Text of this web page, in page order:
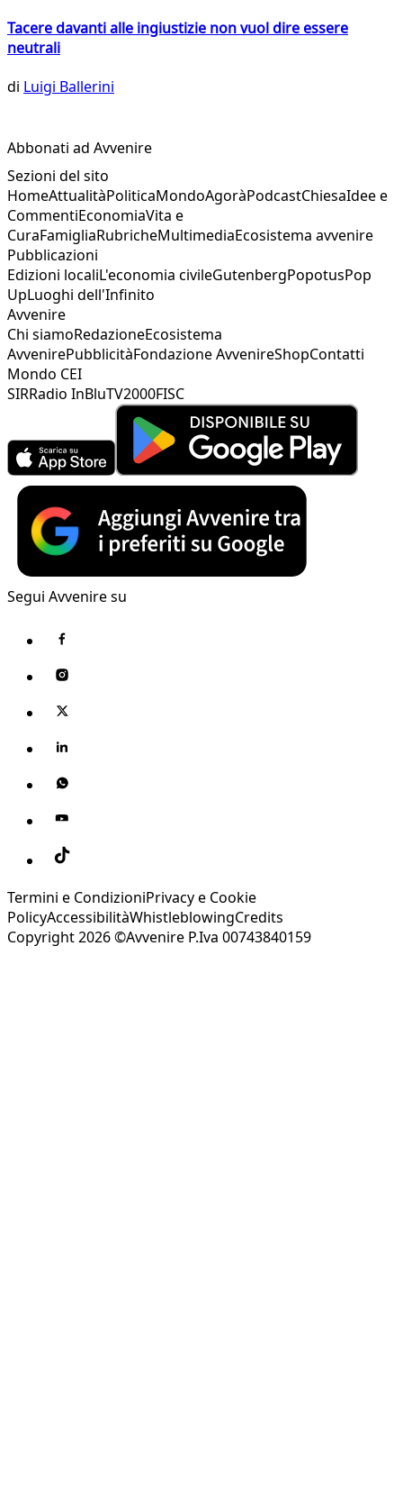
Tacere davanti alle ingiustizie non vuol dire essere
neutrali
di Luigi Ballerini
Abbonati ad Avvenire
Sezioni del sito
HomeAttualitàPoliticaMondoAgoràPodcastChiesaIdee e
CommentiEconomiaVita e
CuraFamigliaRubricheMultimediaEcosistema avvenire
Pubblicazioni
Edizioni localiL'economia civileGutenbergPopotusPop
UpLuoghi dell'Infinito
Avvenire
Chi siamoRedazioneEcosistema
AvvenirePubblicitàFondazione AvvenireShopContatti
Mondo CEI
SIRRadio InBluTV2000FISC
Segui Avvenire su
Termini e CondizioniPrivacy e Cookie
PolicyAccessibilitàWhistleblowingCredits
Copyright 2026 ©Avvenire P.Iva 00743840159